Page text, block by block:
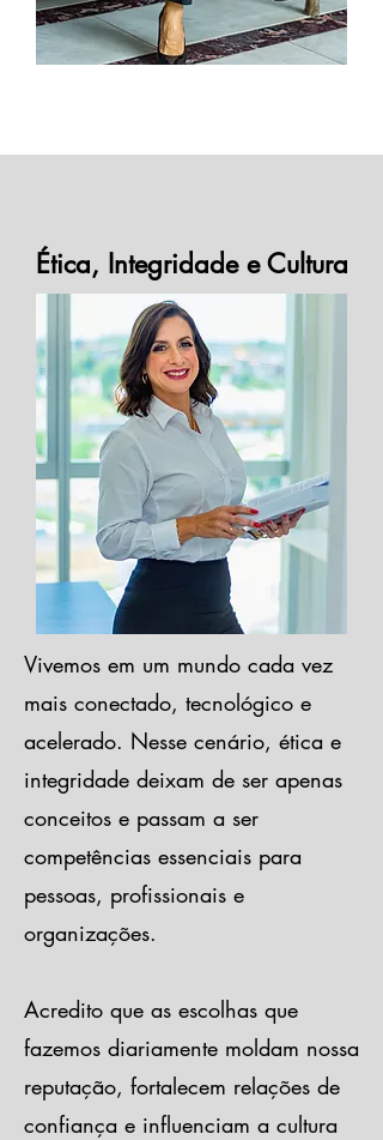
Ética, Integridade e Cultura
Vivemos em um mundo cada vez
mais conectado, tecnológico e
acelerado. Nesse cenário, ética e
integridade deixam de ser apenas
conceitos e passam a ser
competências essenciais para
pessoas, profissionais e
organizações.
Acredito que as escolhas que
fazemos diariamente moldam nossa
reputação, fortalecem relações de
confiança e influenciam a cultura